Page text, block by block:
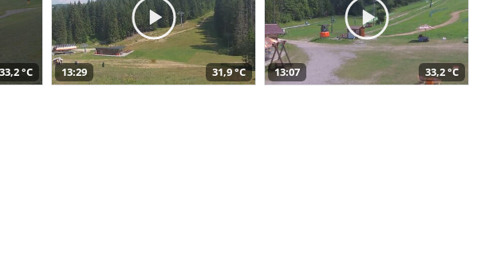
33,2 °C 13:29 31,9 °C 13:07 33,2 °C